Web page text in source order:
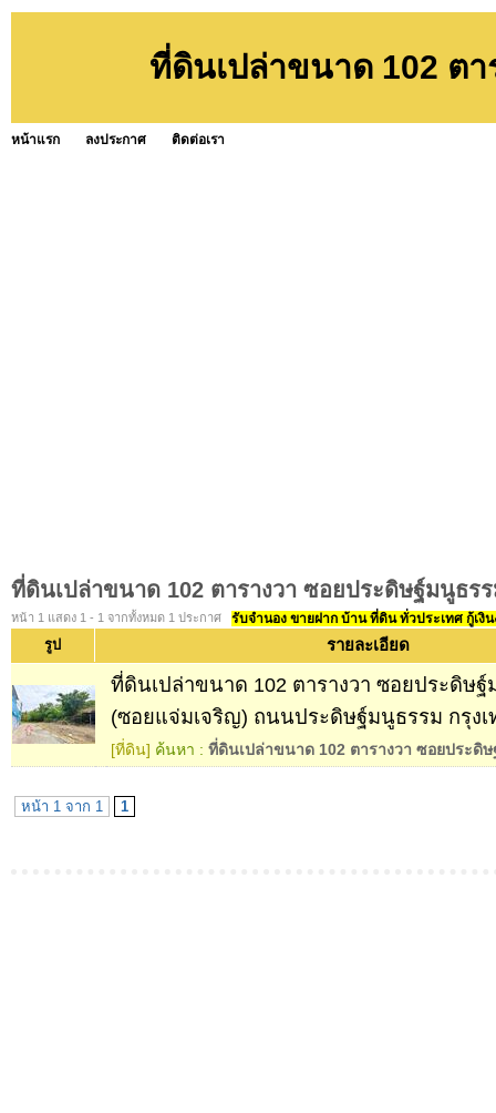
ที่ดินเปล่าขนาด 102 ต
หน้าแรก ลงประกาศ ติดต่อเรา
ที่ดินเปล่าขนาด 102 ตารางวา ซอยประดิษฐ์มนูธร
หน้า 1 แสดง 1 - 1 จากทั้งหมด 1 ประกาศ รับจำนอง ขายฝาก บ้าน ที่ดิน ทั่วประเทศ กู้เงิ
รูป รายละเอียด
ที่ดินเปล่าขนาด 102 ตารางวา ซอยประดิษฐ์
(ซอยแจ่มเจริญ) ถนนประดิษฐ์มนูธรรม กรุงเ
[ที่ดิน] ค้นหา : ที่ดินเปล่าขนาด 102 ตารางวา ซอยประดิ
หน้า 1 จาก 1 1